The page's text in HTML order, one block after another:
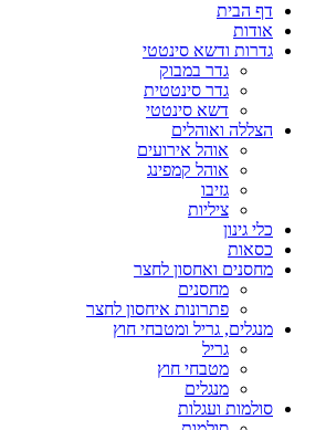
דף הבית
אודות
גדרות ודשא סינטטי
גדר במבוק
גדר סינטטית
דשא סינטטי
הצללה ואוהלים
אוהל אירועים
אוהל קמפינג
גזיבו
ציליות
כלי גינון
כסאות
מחסנים ואחסון לחצר
מחסנים
פתרונות איחסון לחצר
מנגלים, גריל ומטבחי חוץ
גריל
מטבחי חוץ
מנגלים
סולמות ועגלות